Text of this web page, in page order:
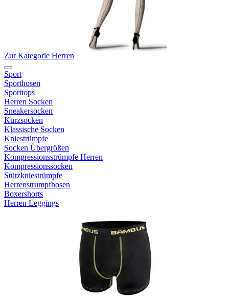
Zur Kategorie Herren
Sport
Sporthosen
Sporttops
Herren Socken
Sneakersocken
Kurzsocken
Klassische Socken
Kniestrümpfe
Socken Übergrößen
Kompressionsstrümpfe Herren
Kompressionssocken
Stützkniestrümpfe
Herrenstrumpfhosen
Boxershorts
Herren Leggings